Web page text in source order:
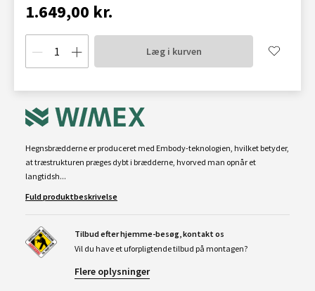
1.649,00 kr.
Læg i kurven
Hegnsbrædderne er produceret med Embody-teknologien, hvilket betyder,
at træstrukturen præges dybt i brædderne, hvorved man opnår et
langtidsh...
Fuld produktbeskrivelse
Tilbud efter hjemme-besøg, kontakt os
Vil du have et uforpligtende tilbud på montagen?
Flere oplysninger